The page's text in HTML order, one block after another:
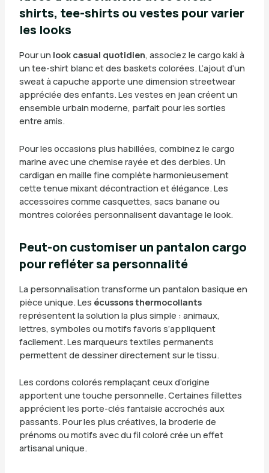
shirts, tee-shirts ou vestes pour varier
les looks
Pour un look casual quotidien, associez le cargo kaki à
un tee-shirt blanc et des baskets colorées. L’ajout d’un
sweat à capuche apporte une dimension streetwear
appréciée des enfants. Les vestes en jean créent un
ensemble urbain moderne, parfait pour les sorties
entre amis.
Pour les occasions plus habillées, combinez le cargo
marine avec une chemise rayée et des derbies. Un
cardigan en maille fine complète harmonieusement
cette tenue mixant décontraction et élégance. Les
accessoires comme casquettes, sacs banane ou
montres colorées personnalisent davantage le look.
Peut-on customiser un pantalon cargo
pour refléter sa personnalité
La personnalisation transforme un pantalon basique en
pièce unique. Les écussons thermocollants
représentent la solution la plus simple : animaux,
lettres, symboles ou motifs favoris s’appliquent
facilement. Les marqueurs textiles permanents
permettent de dessiner directement sur le tissu.
Les cordons colorés remplaçant ceux d’origine
apportent une touche personnelle. Certaines fillettes
apprécient les porte-clés fantaisie accrochés aux
passants. Pour les plus créatives, la broderie de
prénoms ou motifs avec du fil coloré crée un effet
artisanal unique.